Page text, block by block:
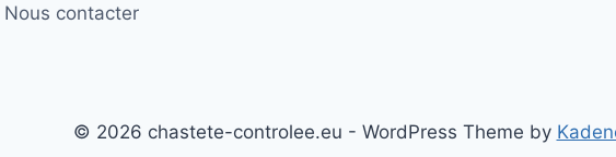
Nous contacter
© 2026 chastete-controlee.eu - WordPress Theme by